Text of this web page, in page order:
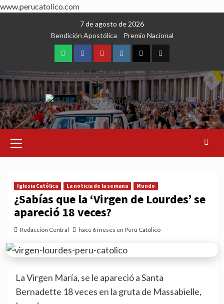
www.perucatolico.com
7 de agosto de 2026
Bendición Apostólica
Premio Nacional
WhatsAppFacebookYoutubeInstagram
X TikTok
Menu
Iglesia Católica La noticia de la semana Mundo
¿Sabías que la ‘Virgen de Lourdes’ se
apareció 18 veces?
Redacción Central hace 6 meses en Perú Católico
La Virgen María, se le apareció a Santa
Bernadette 18 veces en la gruta de Massabielle,